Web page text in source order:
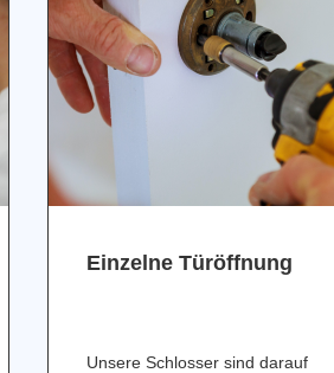
Einzelne Türöffnung
Unsere Schlosser sind darauf